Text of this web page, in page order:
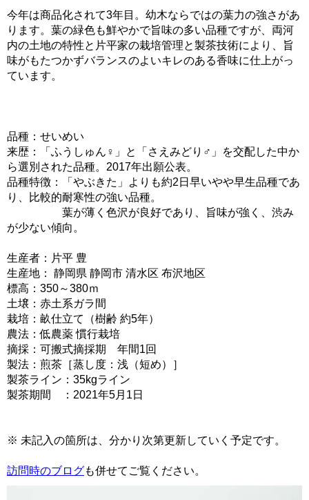
今年は商品化されて3年目。幼木ならではの葉力の強さがあ
ります。葉の緑色も鮮やかで旨味の多い品種ですが、両河
内の土地の特性と片平家の栽培管理と製茶技術により、旨
味がもたつかずバランスのよいキレのある香味に仕上がっ
ています。
品種：せいめい
来歴：「ふうしゅん♀」と「さえみどり♂」を交配した中か
ら選別された品種。2017年出願公表。
品種特徴：「やぶきた」よりも約2日早いやや早生品種であ
り、比較的耐寒性の強い品種。
葉が薄く色沢が良好であり、旨味が強く、渋み
が少ない傾向。
生産者：片平 豊
生産地： 静岡県 静岡市 清水区 布沢地区
標高：350～380ｍ
土壌：赤土系ガラ間
栽培：畝仕立て（樹齢 約5年）
農法：低農薬 慣行栽培
摘採：可搬式摘採期 年間1回
製法：煎茶［蒸し度：浅（短め）］
製茶ライン：35kgライン
製茶期間 ：2021年5月1日
※ 未記入の箇所は、分かり次第更新していく予定です。
訪問時のブログも併せてご覧ください。